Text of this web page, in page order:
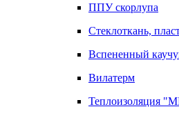
ППУ скорлупа
Стеклоткань,
Вспененный
Вилатерм
Теплоизоляция